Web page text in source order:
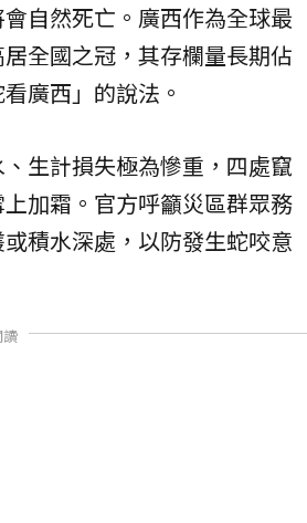
自然死亡。廣西作為全球最
全國之冠，其存欄量長期佔
廣西」的說法。
生計損失極為慘重，四處竄
加霜。官方呼籲災區群眾務
積水深處，以防發生蛇咬意